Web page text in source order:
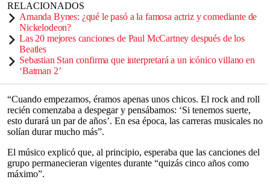
RELACIONADOS
Amanda Bynes: ¿qué le pasó a la famosa actriz y comediante de
Nickelodeon?
Las 20 mejores canciones de Paul McCartney después de los
Beatles
Sebastian Stan confirma que interpretará a un icónico villano en
‘Batman 2’
“Cuando empezamos, éramos apenas unos chicos. El rock and roll
recién comenzaba a despegar y pensábamos: ‘Si tenemos suerte,
esto durará un par de años’. En esa época, las carreras musicales no
solían durar mucho más”.
El músico explicó que, al principio, esperaba que las canciones del
grupo permanecieran vigentes durante “quizás cinco años como
máximo”.